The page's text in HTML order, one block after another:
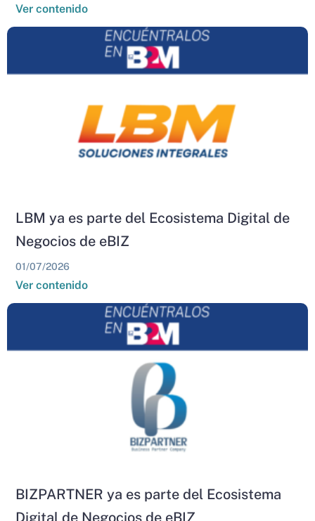
Ver contenido
LBM ya es parte del Ecosistema Digital de
Negocios de eBIZ
01/07/2026
Ver contenido
BIZPARTNER ya es parte del Ecosistema
Digital de Negocios de eBIZ